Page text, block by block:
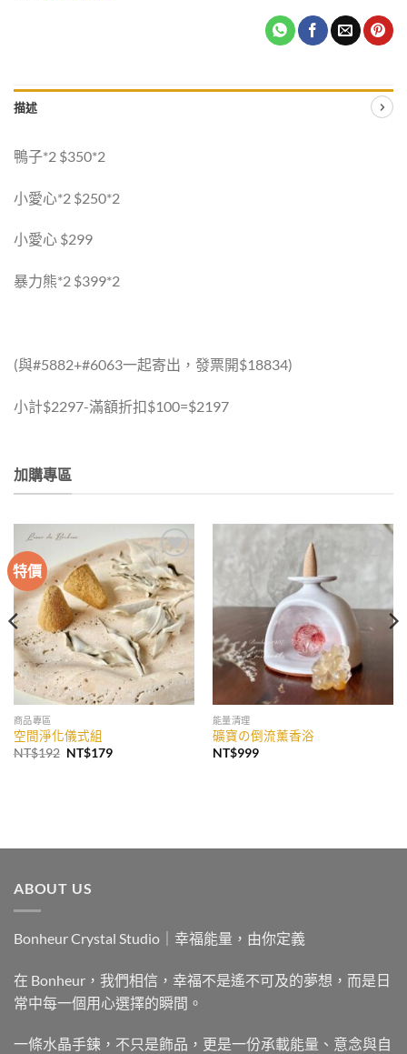
描述
鴨子*2 $350*2
小愛心*2 $250*2
小愛心 $299
暴力熊*2 $399*2
(與#5882+#6063一起寄出，發票開$18834)
小計$2297-滿額折扣$100=$2197
加購專區
特價
加入
收藏
商品專區
空間淨化儀式組
NT$192 原
NT$179目
收藏
能量清理
礦寶の倒流薰香浴
NT$999
ABOUT US
Bonheur Crystal Studio｜幸福能量，由你定義
在 Bonheur，我們相信，幸福不是遙不可及的夢想，而是日
常中每一個用心選擇的瞬間。
一條水晶手鍊，不只是飾品，更是一份承載能量、意念與自